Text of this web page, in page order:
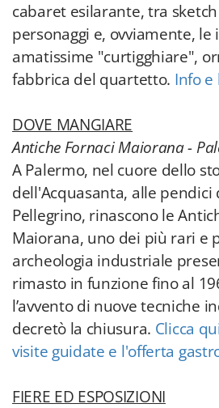
cabaret esilarante, tra
personaggi e, ovviamente,
amatissime "curtigghiare",
fabbrica del quartetto. Info
DOVE MANGIARE
Antiche Fornaci Maiorana -
A Palermo, nel cuore dello
dell'Acquasanta, alle pendici
Pellegrino, rinascono le
Maiorana, uno dei più rari e
archeologia industriale
rimasto in funzione fino al
l’avvento di nuove tecniche
decretò la chiusura. Clicca
visite guidate e l'offerta
FIERE ED ESPOSIZIONI